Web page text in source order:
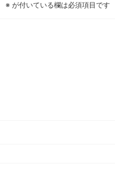
※ が付いている欄は必須項目です